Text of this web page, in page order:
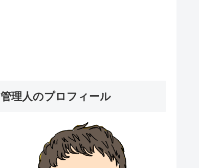
管理人のプロフィール